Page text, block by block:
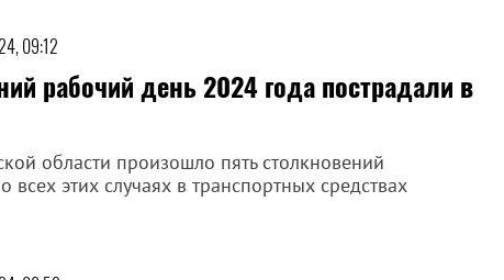
09:12
рабочий день 2024 года пострадали в
области произошло пять столкновений
этих случаях в транспортных средствах